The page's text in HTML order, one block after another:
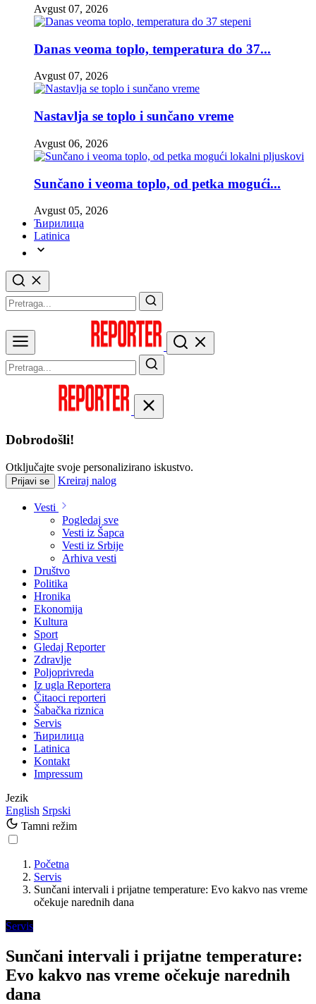
Avgust 07, 2026
Danas veoma toplo, temperatura do 37...
Avgust 07, 2026
Nastavlja se toplo i sunčano vreme
Avgust 06, 2026
Sunčano i veoma toplo, od petka mogući...
Avgust 05, 2026
Ћирилица
Latinica
Dobrodošli!
Otključajte svoje personalizirano iskustvo.
Prijavi se Kreiraj nalog
Vesti
Pogledaj sve
Vesti iz Šapca
Vesti iz Srbije
Arhiva vesti
Društvo
Politika
Hronika
Ekonomija
Kultura
Sport
Gledaj Reporter
Zdravlje
Poljoprivreda
Iz ugla Reportera
Čitaoci reporteri
Šabačka riznica
Servis
Ћирилица
Latinica
Kontakt
Impressum
Jezik
English Srpski
Tamni režim
Početna
Servis
Sunčani intervali i prijatne temperature: Evo kakvo nas vreme
očekuje narednih dana
Servis
Sunčani intervali i prijatne temperature:
Evo kakvo nas vreme očekuje narednih
dana